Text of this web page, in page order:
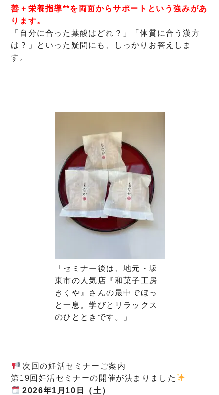
善＋栄養指導**を両面からサポート という強みがあ
ります。
「自分に合った葉酸はどれ？」「体質に合う漢方
は？」といった疑問にも、しっかりお答えしま
す。
「セミナー後は、地元・坂
東市の人気店『和菓子工房
きくや』さんの最中でほっ
と一息。学びとリラックス
のひとときです。」
次回の妊活セミナーご案内
第19回妊活セミナーの開催が決まりました
2026年1月10日（土）